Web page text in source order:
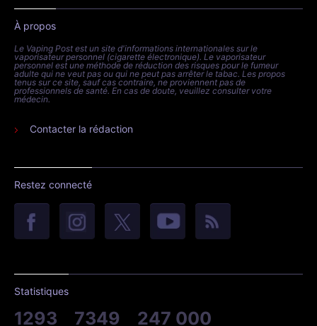
À propos
Le Vaping Post est un site d'informations internationales sur le
vaporisateur personnel (cigarette électronique). Le vaporisateur
personnel est une méthode de réduction des risques pour le fumeur
adulte qui ne veut pas ou qui ne peut pas arrêter le tabac. Les propos
tenus sur ce site, sauf cas contraire, ne proviennent pas de
professionnels de santé. En cas de doute, veuillez consulter votre
médecin.
Contacter la rédaction
Restez connecté
Statistiques
1293 7349 247 000